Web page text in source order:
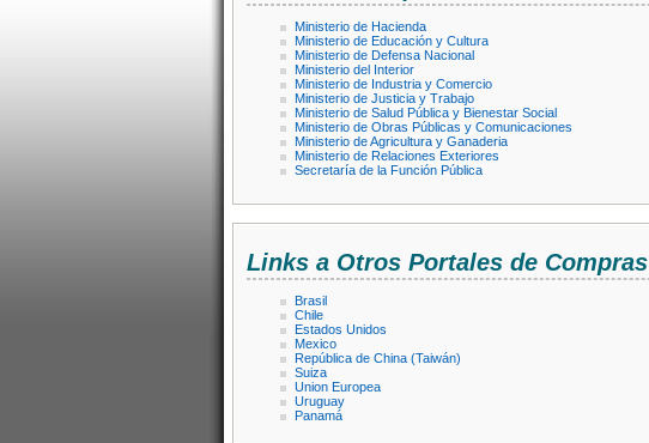
Ministerio de Hacienda
Ministerio de Educación y Cultura
Ministerio de Defensa Nacional
Ministerio del Interior
Ministerio de Industria y Comercio
Ministerio de Justicia y Trabajo
Ministerio de Salud Pública y Bienestar Social
Ministerio de Obras Públicas y Comunicaciones
Ministerio de Agricultura y Ganaderia
Ministerio de Relaciones Exteriores
Secretaría de la Función Pública
Links a Otros Portales de Compras
Brasil
Chile
Estados Unidos
Mexico
República de China (Taiwán)
Suiza
Union Europea
Uruguay
Panamá